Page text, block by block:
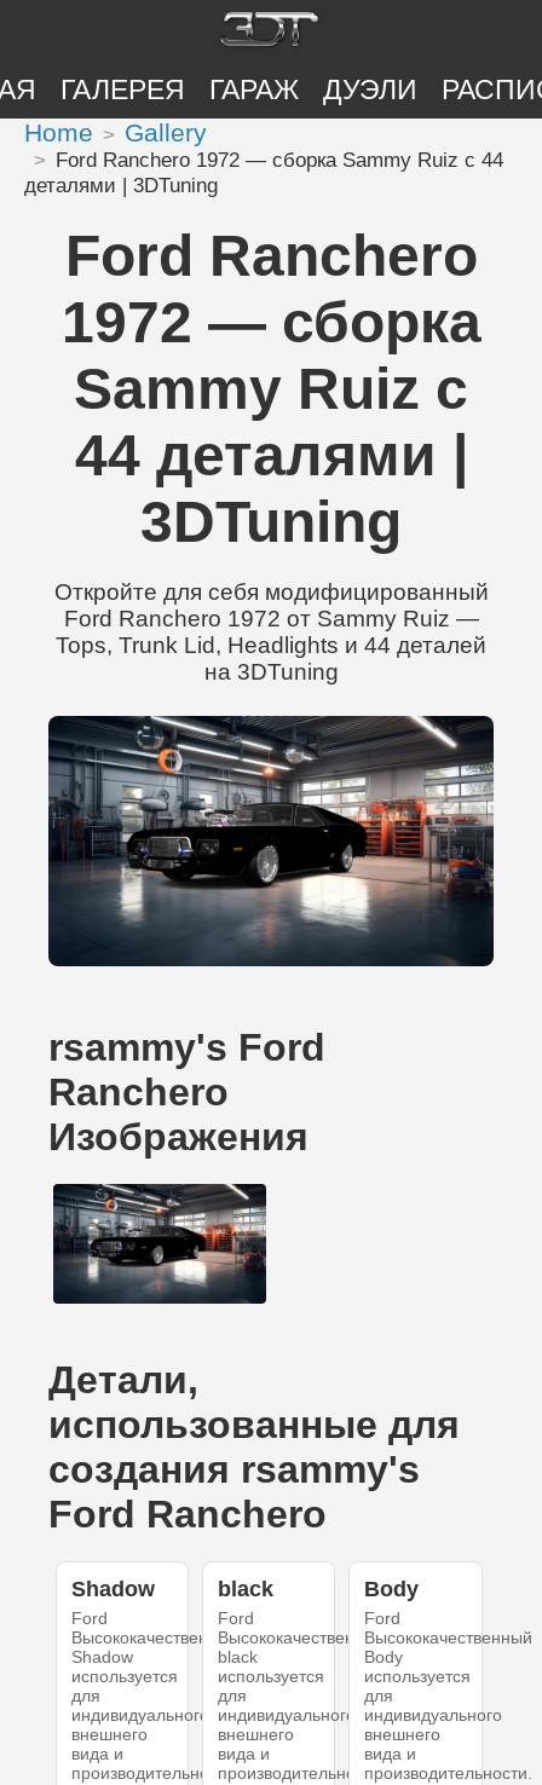
ГАЛЕРЕЯ ГАРАЖ ДУЭЛИ
Home Gallery
Ford Ranchero 1972 — сборка Sammy Ruiz с 44
деталями | 3DTuning
Ford Ranchero
1972 — сборка
Sammy Ruiz с
44 деталями |
3DTuning
Откройте для себя модифицированный
Ford Ranchero 1972 от Sammy Ruiz —
Tops, Trunk Lid, Headlights и 44 деталей
на 3DTuning
rsammy's Ford
Ranchero
Изображения
Детали,
использованные для
создания rsammy's
Ford Ranchero
Shadow
Ford
Высококачественный
Shadow
используется
для
индивидуального
внешнего
вида и
производительности.
black
Ford
Высококачественный
black
используется
для
индивидуального
внешнего
вида и
производительности.
Body
Ford
Высококачественный
Body
используется
для
индивидуального
внешнего
вида и
производительности.